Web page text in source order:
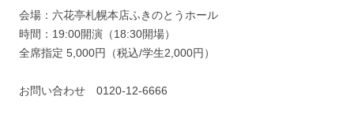
会場：六花亭札幌本店ふきのとうホール
時間：19:00開演（18:30開場）
全席指定 5,000円（税込/学生2,000円）
お問い合わせ 0120-12-6666